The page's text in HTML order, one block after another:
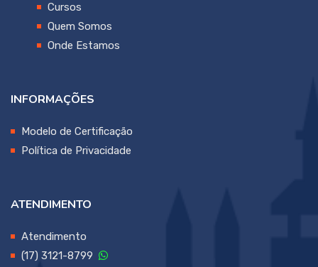
Cursos
Quem Somos
Onde Estamos
INFORMAÇÕES
Modelo de Certificação
Política de Privacidade
ATENDIMENTO
Atendimento
(17) 3121-8799